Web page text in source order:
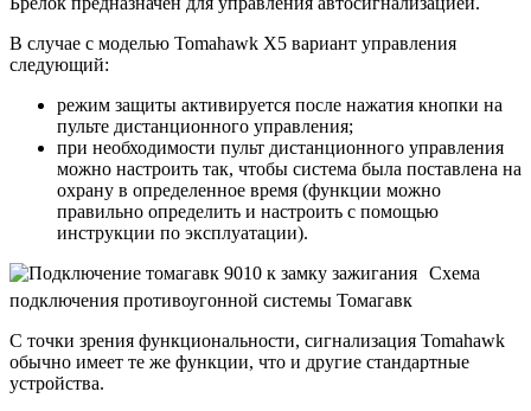
В случае с моделью Tomahawk X5 вариант управления
следующий:
режим защиты активируется после нажатия кнопки на
пульте дистанционного управления;
при необходимости пульт дистанционного управления
можно настроить так, чтобы система была поставлена ​​на
охрану в определенное время (функции можно
правильно определить и настроить с помощью
инструкции по эксплуатации).
Схема
подключения противоугонной системы Томагавк
С точки зрения функциональности, сигнализация Tomahawk
обычно имеет те же функции, что и другие стандартные
устройства.